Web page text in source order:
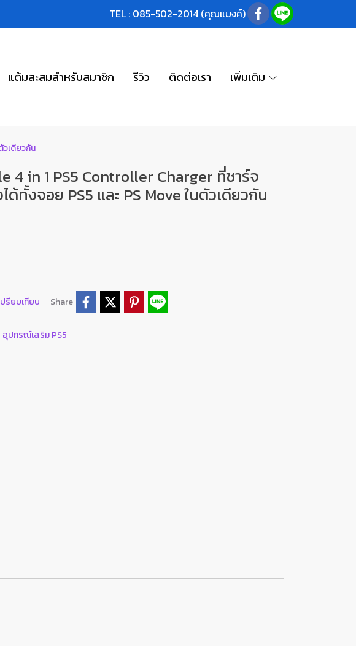
TEL : 085-502-2014 (คุณแบงค์)
แต้มสะสมสำหรับสมาชิก รีวิว ติดต่อเรา เพิ่มเติม
วเดียวกัน
4 in 1 PS5 Controller Charger ที่ชาร์จ
ด้ทั้งจอย PS5 และ PS Move ในตัวเดียวกัน
ปรียบเทียบ Share
อุปกรณ์เสริม PS5